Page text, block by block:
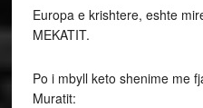
Europa e krishtere, eshte
MEKATIT.
Po i mbyll keto shenime me
Muratit: